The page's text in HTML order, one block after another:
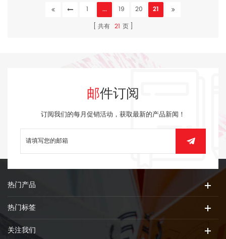
1 ... 19 20
21
共有 21 页
邮件订阅
订阅我们的每月促销活动，获取最新的产品新闻！
热门产品
热门标签
关注我们